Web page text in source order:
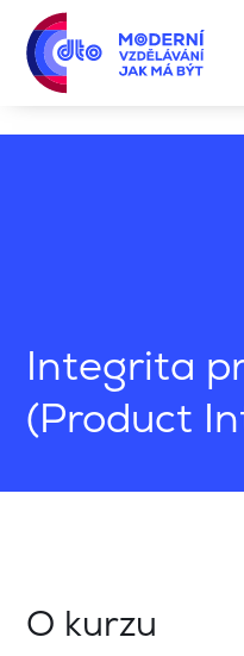
Integrita
(Product
O kurzu